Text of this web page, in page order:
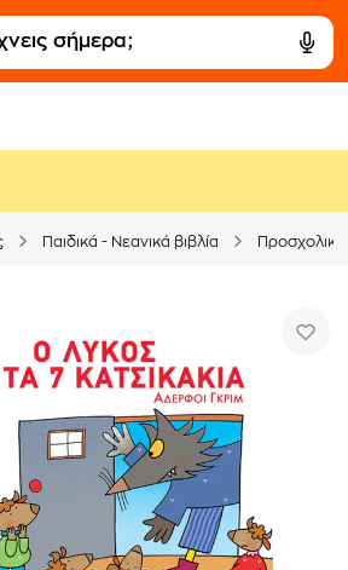
Παιδικά - Νεανικά βιβλία Προσχολικά